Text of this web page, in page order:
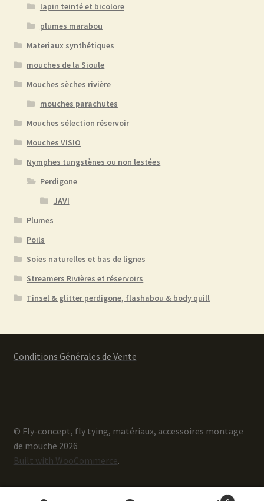
lapin teinté et bicolore
plumes marabou
Materiaux synthétiques
mouches de la Sioule
Mouches sèches rivière
mouches parachutes
Mouches sélection réservoir
Mouches VISIO
Nymphes tungstènes ou non lestées
Perdigone
JAVI
Plumes
Poils
Soies naturelles et bas de lignes
Streamers Rivières et réservoirs
Tinsel & glitter perdigone, flashabou & body quill
Conditions Générales de Vente
© Fly-concept, fly tying, matériaux, accessoires montage
de mouche 2026
Built with WooCommerce.